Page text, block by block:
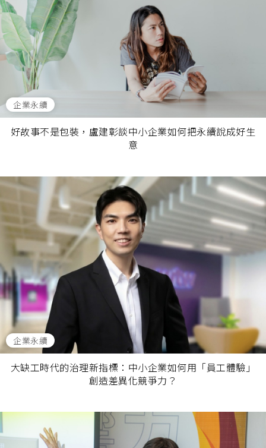
企業永續
好故事不是包裝，盧建彰談中小企業如何把永續說成好生
意
企業永續
大缺工時代的治理新指標：中小企業如何用「員工體驗」
創造差異化競爭力？